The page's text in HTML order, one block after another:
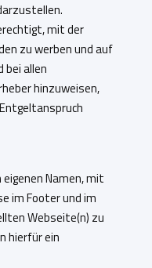
mit der
zu werben und auf
allen
hinzuweisen,
Namen, mit
im Footer und im
Webseite(n) zu
hierfür ein